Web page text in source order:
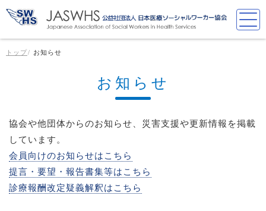
トップ お知らせ
お知らせ
協会や他団体からのお知らせ、災害支援や更新情報を掲載
しています。
会員向けのお知らせはこちら
提言・要望・報告書集等はこちら
診療報酬改定疑義解釈はこちら